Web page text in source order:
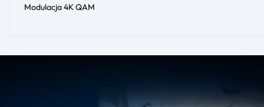
Modulacja 4K QAM